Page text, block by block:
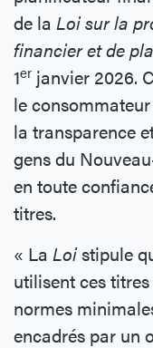
de la Loi sur la
financier et de
1er janvier 2026.
le
la transparence
gens du
en toute
titres.
« La Loistipule
utilisent ces
normes
encadrés par un